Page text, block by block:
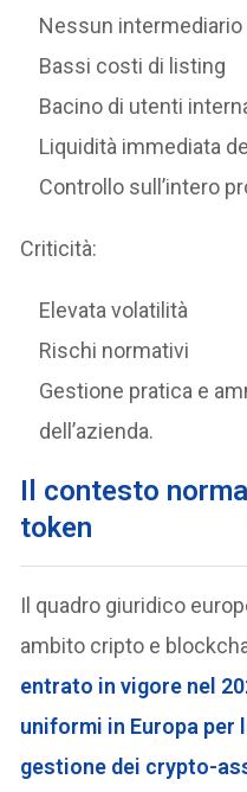
Nessun intermediario
Bassi costi di listing
Bacino di utenti
Liquidità immediata
Controllo sull’intero
Criticità:
Elevata volatilità
Rischi normativi
Gestione pratica e
dell’azienda.
Il contesto
token
Il quadro giuridico
ambito cripto e
entrato in vigore nel
uniformi in Europa per
gestione dei crypto-